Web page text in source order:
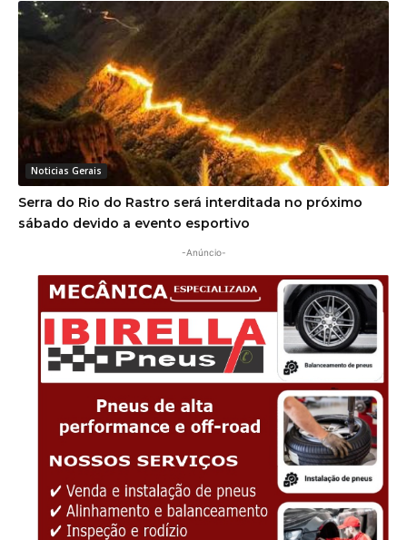
Noticias Gerais
Serra do Rio do Rastro será interditada no próximo
sábado devido a evento esportivo
-Anúncio-